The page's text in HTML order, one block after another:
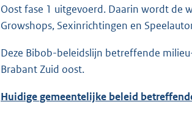
Oost fase 1 uitgevoerd. Daarin wordt de
Growshops, Sexinrichtingen en
Deze Bibob-beleidslijn betreffende
Brabant Zuid oost.
Huidige gemeentelijke beleid